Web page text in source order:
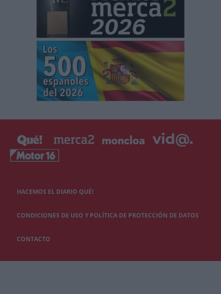
HACEMOS EL DIARIO QUÉ!
CONDICIONES DE USO Y POLÍTICA DE PROTECCIÓN DE DATOS
CONTACTO